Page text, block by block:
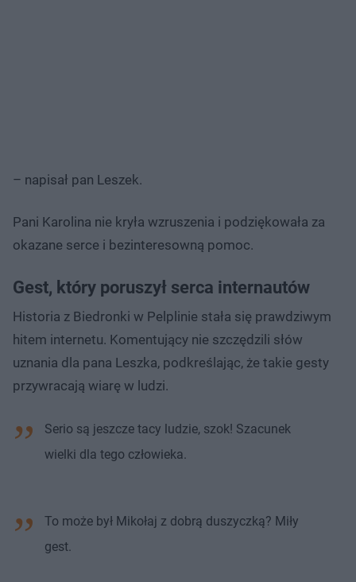
– napisał pan Leszek.
Pani Karolina nie kryła wzruszenia i podziękowała za
okazane serce i bezinteresowną pomoc.
Gest, który poruszył serca internautów
Historia z Biedronki w Pelplinie stała się prawdziwym
hitem internetu. Komentujący nie szczędzili słów
uznania dla pana Leszka, podkreślając, że takie gesty
przywracają wiarę w ludzi.
Serio są jeszcze tacy ludzie, szok! Szacunek
wielki dla tego człowieka.
To może był Mikołaj z dobrą duszyczką? Miły
gest.